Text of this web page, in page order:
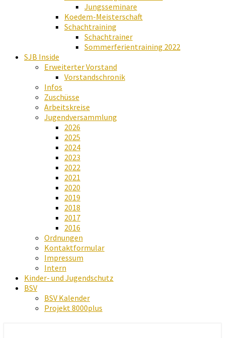
Jungsseminare
Koedem-Meisterschaft
Schachtraining
Schachtrainer
Sommerferientraining 2022
SJB Inside
Erweiterter Vorstand
Vorstandschronik
Infos
Zuschüsse
Arbeitskreise
Jugendversammlung
2026
2025
2024
2023
2022
2021
2020
2019
2018
2017
2016
Ordnungen
Kontaktformular
Impressum
Intern
Kinder- und Jugendschutz
BSV
BSV Kalender
Projekt 8000plus